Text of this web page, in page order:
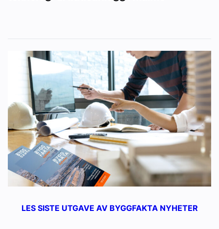
LES SISTE UTGAVE AV BYGGFAKTA NYHETER